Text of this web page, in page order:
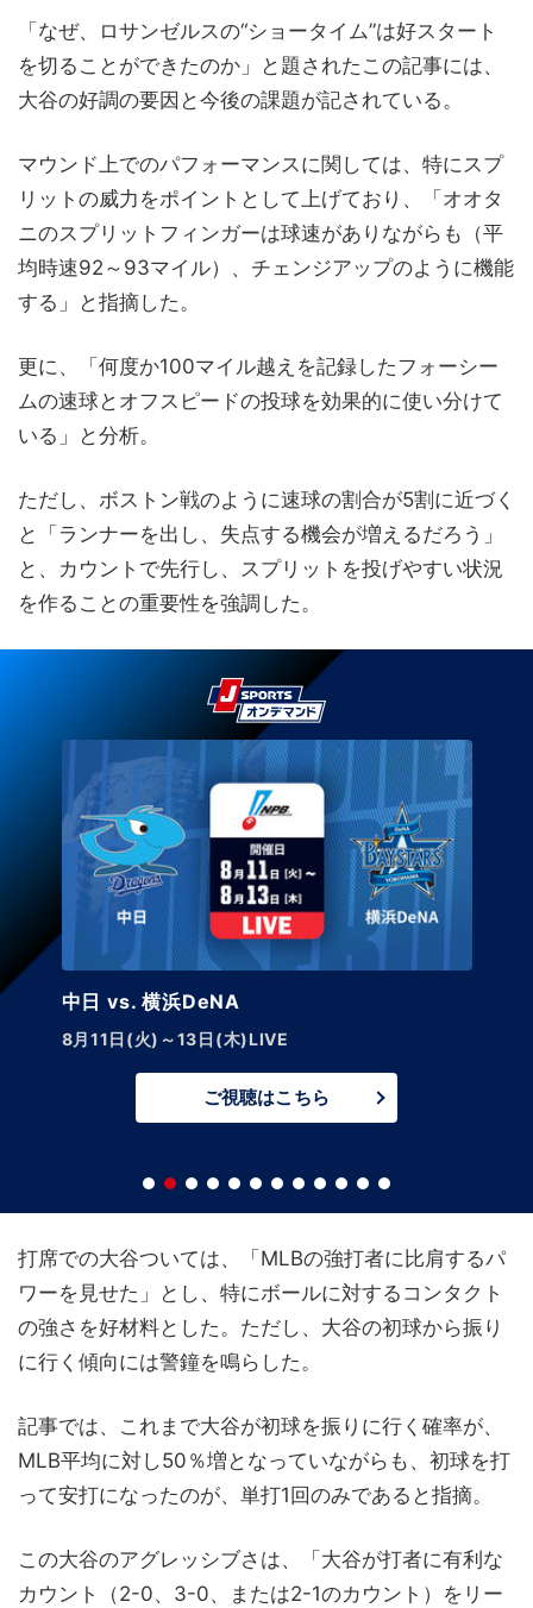
「なぜ、ロサンゼルスの“ショータイム”は好スタート
を切ることができたのか」と題されたこの記事には、
大谷の好調の要因と今後の課題が記されている。
マウンド上でのパフォーマンスに関しては、特にスプ
リットの威力をポイントとして上げており、「オオタ
ニのスプリットフィンガーは球速がありながらも（平
均時速92～93マイル）、チェンジアップのように機能
する」と指摘した。
更に、「何度か100マイル越えを記録したフォーシー
ムの速球とオフスピードの投球を効果的に使い分けて
いる」と分析。
ただし、ボストン戦のように速球の割合が5割に近づく
と「ランナーを出し、失点する機会が増えるだろう」
と、カウントで先行し、スプリットを投げやすい状況
を作ることの重要性を強調した。
中日 vs. 横浜DeNA
8月11日(火)～13日(木)LIVE
ご視聴はこちら
打席での大谷ついては、「MLBの強打者に比肩するパ
ワーを見せた」とし、特にボールに対するコンタクト
の強さを好材料とした。ただし、大谷の初球から振り
に行く傾向には警鐘を鳴らした。
記事では、これまで大谷が初球を振りに行く確率が、
MLB平均に対し50％増となっていながらも、初球を打
って安打になったのが、単打1回のみであると指摘。
この大谷のアグレッシブさは、「大谷が打者に有利な
カウント（2-0、3-0、または2-1のカウント）をリー